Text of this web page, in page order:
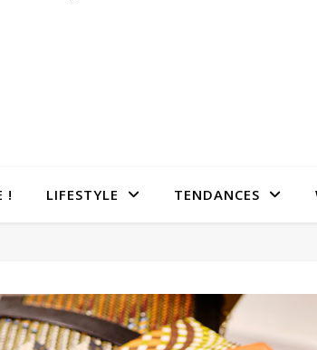
! LIFESTYLE TENDANCES